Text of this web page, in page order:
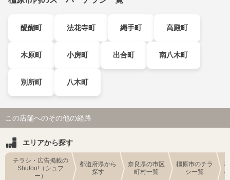
醍醐町 法花寺町 縄手町 高殿町
木原町 小房町 出合町 南八木町
別所町 八木町
この店舗へのその他の経路
エリアから探す
チラシ・広告掲載の
Shufoo!（シュフ
ー）
都道府県から
探す
奈良県の市区
町村一覧
橿原市のチラ
シ一覧